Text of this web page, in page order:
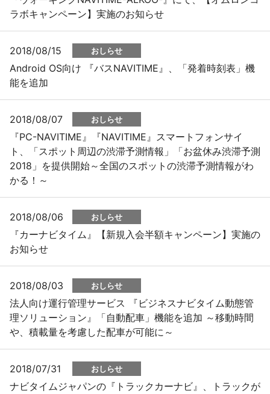
ラボキャンペーン】実施のお知らせ
2018/08/15 おしらせ
Android OS向け 『バスNAVITIME』、「発着時刻表」機
能を追加
2018/08/07 おしらせ
『PC-NAVITIME』『NAVITIME』スマートフォンサイ
ト、「スポット周辺の渋滞予測情報」「お盆休み渋滞予測
2018」を提供開始～全国のスポットの渋滞予測情報がわ
かる！～
2018/08/06 おしらせ
『カーナビタイム』【新規入会半額キャンペーン】実施の
お知らせ
2018/08/03 おしらせ
法人向け運行管理サービス 『ビジネスナビタイム動態管
理ソリューション』「自動配車」機能を追加 ～移動時間
や、積載量を考慮した配車が可能に～
2018/07/31 おしらせ
ナビタイムジャパンの『トラックカーナビ』、トラックが